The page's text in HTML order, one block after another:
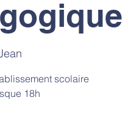
scolaire
18h